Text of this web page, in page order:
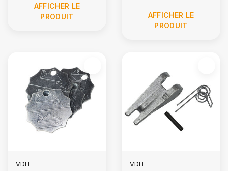
AFFICHER LE
PRODUIT
AFFICHER LE
PRODUIT
VDH VDH